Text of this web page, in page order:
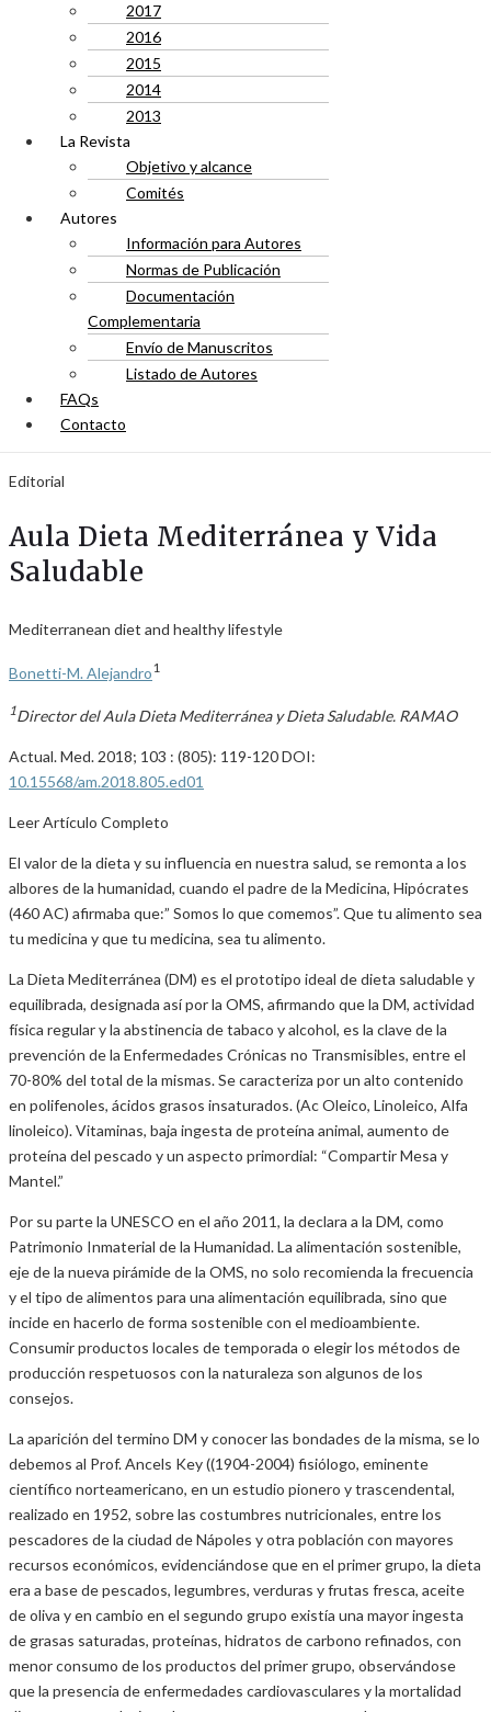
2017
2016
2015
2014
2013
La Revista
Objetivo y alcance
Comités
Autores
Información para Autores
Normas de Publicación
Documentación
Complementaria
Envío de Manuscritos
Listado de Autores
FAQs
Contacto
Editorial
Aula Dieta Mediterránea y Vida
Saludable
Mediterranean diet and healthy lifestyle
Bonetti-M. Alejandro1
1Director del Aula Dieta Mediterránea y Dieta Saludable. RAMAO
Actual. Med. 2018; 103 : (805): 119-120 DOI:
10.15568/am.2018.805.ed01
Leer Artículo Completo
El valor de la dieta y su influencia en nuestra salud, se remonta a los
albores de la humanidad, cuando el padre de la Medicina, Hipócrates
(460 AC) afirmaba que:” Somos lo que comemos”. Que tu alimento sea
tu medicina y que tu medicina, sea tu alimento.
La Dieta Mediterránea (DM) es el prototipo ideal de dieta saludable y
equilibrada, designada así por la OMS, afirmando que la DM, actividad
física regular y la abstinencia de tabaco y alcohol, es la clave de la
prevención de la Enfermedades Crónicas no Transmisibles, entre el
70-80% del total de la mismas. Se caracteriza por un alto contenido
en polifenoles, ácidos grasos insaturados. (Ac Oleico, Linoleico, Alfa
linoleico). Vitaminas, baja ingesta de proteína animal, aumento de
proteína del pescado y un aspecto primordial: “Compartir Mesa y
Mantel.”
Por su parte la UNESCO en el año 2011, la declara a la DM, como
Patrimonio Inmaterial de la Humanidad. La alimentación sostenible,
eje de la nueva pirámide de la OMS, no solo recomienda la frecuencia
y el tipo de alimentos para una alimentación equilibrada, sino que
incide en hacerlo de forma sostenible con el medioambiente.
Consumir productos locales de temporada o elegir los métodos de
producción respetuosos con la naturaleza son algunos de los
consejos.
La aparición del termino DM y conocer las bondades de la misma, se lo
debemos al Prof. Ancels Key ((1904-2004) fisiólogo, eminente
científico norteamericano, en un estudio pionero y trascendental,
realizado en 1952, sobre las costumbres nutricionales, entre los
pescadores de la ciudad de Nápoles y otra población con mayores
recursos económicos, evidenciándose que en el primer grupo, la dieta
era a base de pescados, legumbres, verduras y frutas fresca, aceite
de oliva y en cambio en el segundo grupo existía una mayor ingesta
de grasas saturadas, proteínas, hidratos de carbono refinados, con
menor consumo de los productos del primer grupo, observándose
que la presencia de enfermedades cardiovasculares y la mortalidad